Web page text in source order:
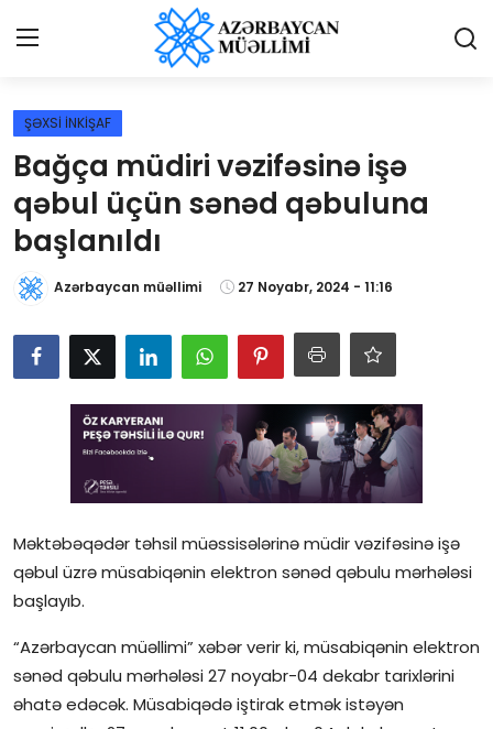
Giriş
Qəzetə elan ver
Əlaqə
Haqqımızda
Reklam və elan
Biz kimik?
Bütün xəbərlər
Gündəlik
Rəsmi
Təhsil
Müsahibə
Elm və innovasiya
ŞƏXSİ İNKİŞAF
Bağça müdiri vəzifəsinə işə
qəbul üçün sənəd qəbuluna
başlanıldı
Azərbaycan müəllimi 27 Noyabr, 2024 - 11:16
Məktəbəqədər təhsil müəssisələrinə müdir vəzifəsinə işə
qəbul üzrə müsabiqənin elektron sənəd qəbulu mərhələsi
başlayıb.
“Azərbaycan müəllimi” xəbər verir ki, müsabiqənin elektron
sənəd qəbulu mərhələsi 27 noyabr-04 dekabr tarixlərini
əhatə edəcək. Müsabiqədə iştirak etmək istəyən